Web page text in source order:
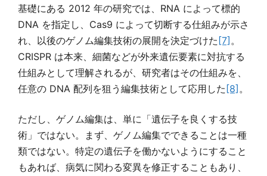
基礎にある 2012 年の研究では、RNA によって標的
DNA を指定し、Cas9 によって切断する仕組みが示さ
れ、以後のゲノム編集技術の展開を決定づけた[7] 。
CRISPR は本来、細菌などが外来遺伝要素に対抗する
仕組みとして理解されるが、研究者はその仕組みを、
任意の DNA 配列を狙う編集技術として応用した[8] 。
ただし、ゲノム編集は、単に「遺伝子を良くする技
術」ではない。まず、ゲノム編集でできることは一種
類ではない。特定の遺伝子を働かないようにすること
もあれば、病気に関わる変異を修正することもあり、